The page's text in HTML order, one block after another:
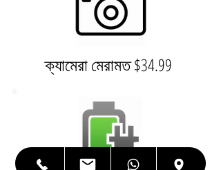
ক্যামেরা মেরামত $34.99